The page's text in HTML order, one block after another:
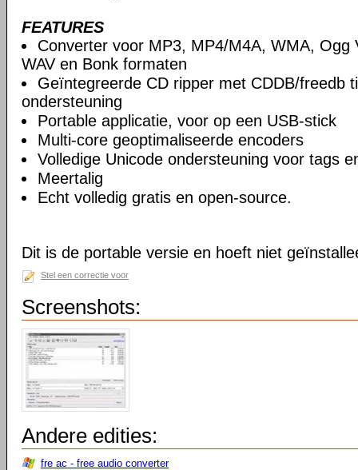
FEATURES
Converter voor MP3, MP4/M4A, WMA, Ogg
WAV en Bonk formaten
Geïntegreerde CD ripper met CDDB/freedb
ondersteuning
Portable applicatie, voor op een USB-stick
Multi-core geoptimaliseerde encoders
Volledige Unicode ondersteuning voor tags
Meertalig
Echt volledig gratis en open-source.
Dit is de portable versie en hoeft niet
Stel een correctie voor
Screenshots:
Andere edities:
fre ac - free audio converter